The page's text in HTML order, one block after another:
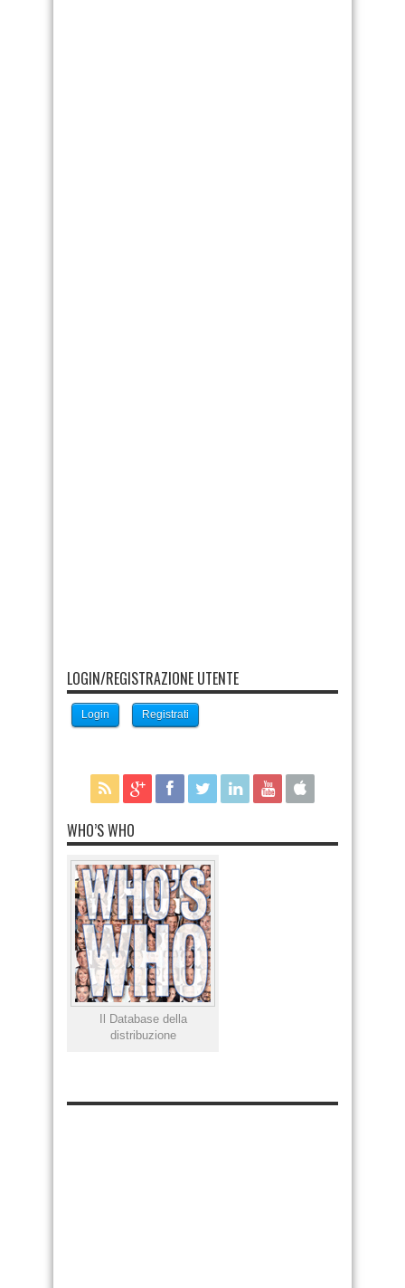
LOGIN/REGISTRAZIONE UTENTE
Login Registrati
WHO’S WHO
Il Database della
distribuzione